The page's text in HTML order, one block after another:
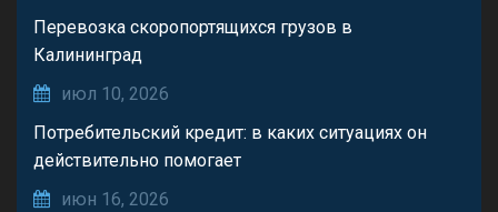
Перевозка скоропортящихся грузов в
Калининград
июл 10, 2026
Потребительский кредит: в каких ситуациях он
действительно помогает
июн 16, 2026